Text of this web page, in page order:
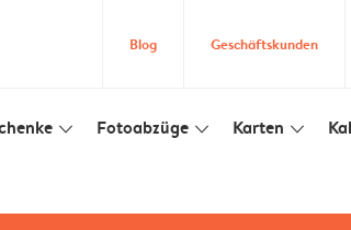
Blog Geschäftskunden
slim_arrow_down Fotoabzüge slim_arrow_down Karten slim_arrow_down